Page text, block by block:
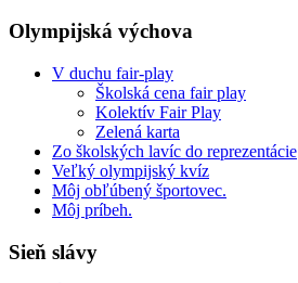
Olympijská výchova
V duchu fair-play
Školská cena fair play
Kolektív Fair Play
Zelená karta
Zo školských lavíc do reprezentácie
Veľký olympijský kvíz
Môj obľúbený športovec.
Môj príbeh.
Sieň slávy